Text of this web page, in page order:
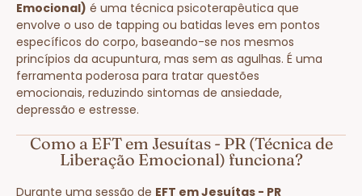
Emocional) é uma técnica psicoterapêutica que
envolve o uso de tapping ou batidas leves em pontos
específicos do corpo, baseando-se nos mesmos
princípios da acupuntura, mas sem as agulhas. É uma
ferramenta poderosa para tratar questões
emocionais, reduzindo sintomas de ansiedade,
depressão e estresse.
Como a EFT em Jesuítas - PR (Técnica de
Liberação Emocional) funciona?
Durante uma sessão de EFT em Jesuítas - PR